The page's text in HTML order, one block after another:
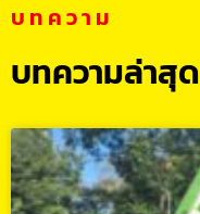
บทความ
บทความล่าสุด